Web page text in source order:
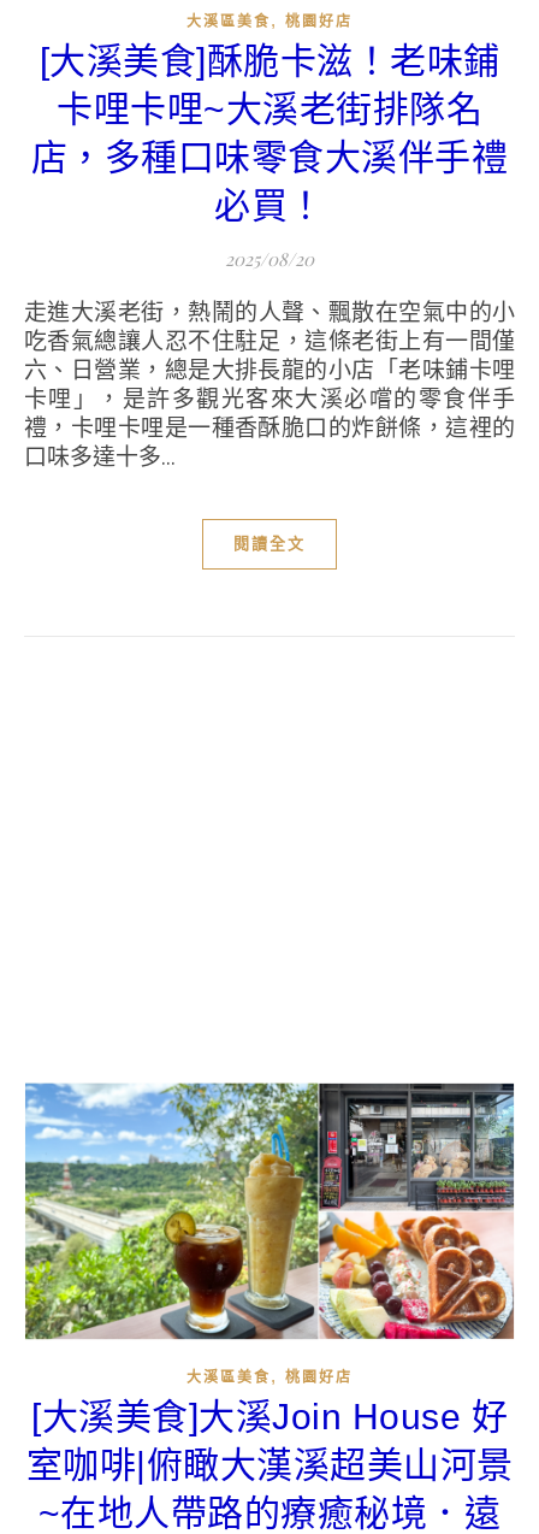
大溪區美食 , 桃園好店
[大溪美食]酥脆卡滋！老味鋪
卡哩卡哩~大溪老街排隊名
店，多種口味零食大溪伴手禮
必買！
2025/08/20
走進大溪老街，熱鬧的人聲、飄散在空氣中的小
吃香氣總讓人忍不住駐足，這條老街上有一間僅
六、日營業，總是大排長龍的小店「老味鋪卡哩
卡哩」，是許多觀光客來大溪必嚐的零食伴手
禮，卡哩卡哩是一種香酥脆口的炸餅條，這裡的
口味多達十多...
閱讀全文
大溪區美食 , 桃園好店
[大溪美食]大溪Join House 好
室咖啡|俯瞰大漢溪超美山河景
~在地人帶路的療癒秘境．遠